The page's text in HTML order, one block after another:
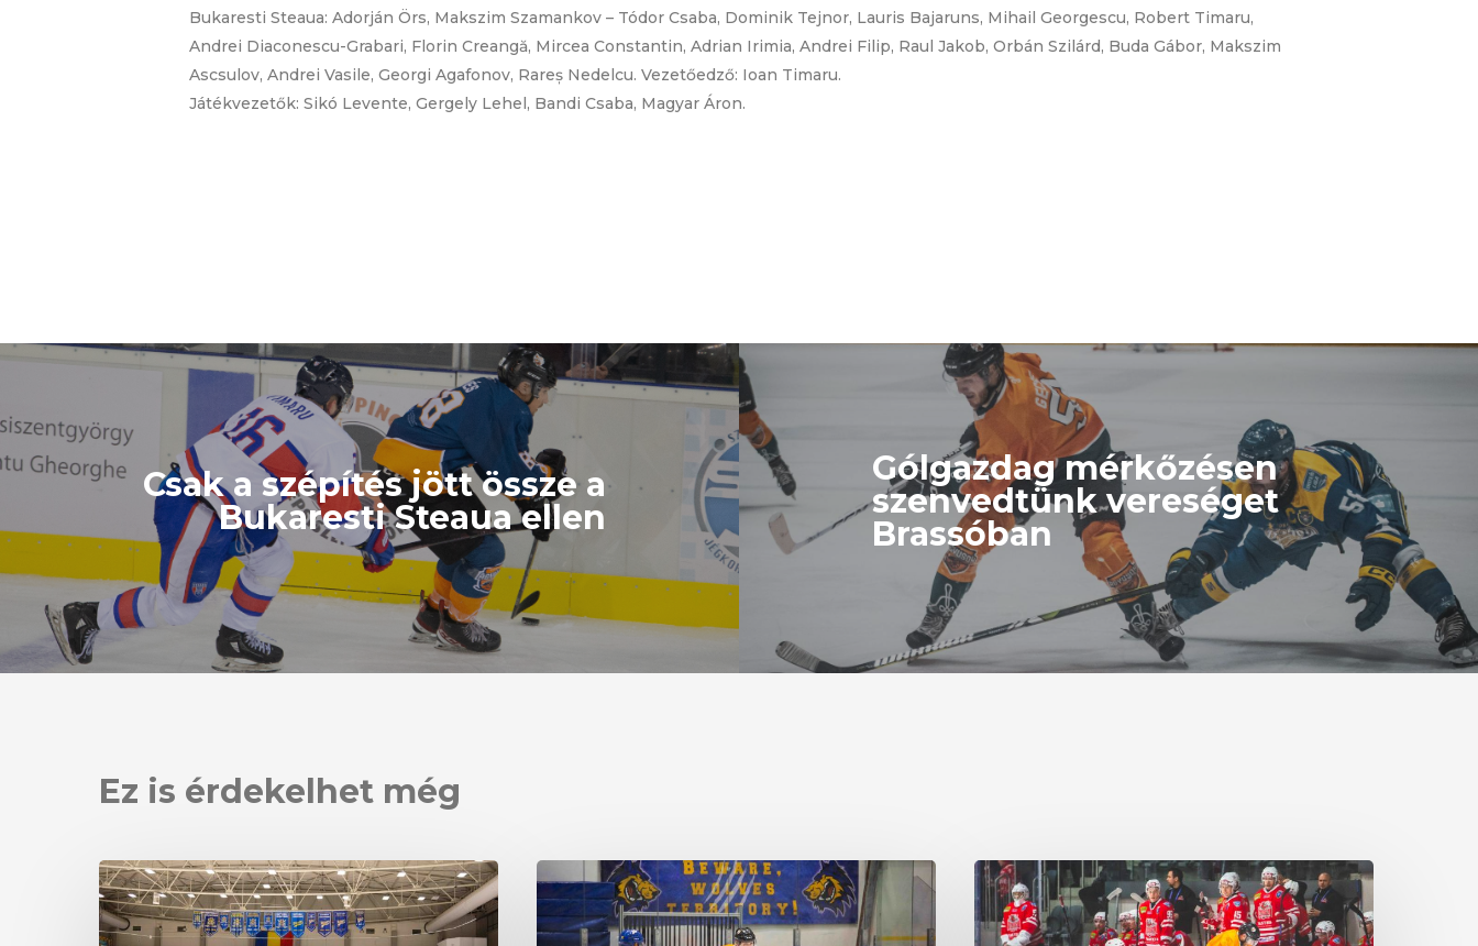
Bukaresti Steaua: Adorján Örs, Makszim Szamankov – Tódor Csaba, Dominik Tejnor, Lauris Bajaruns, Mihail Georgescu, Robert Timaru,
Andrei Diaconescu-Grabari, Florin Creangă, Mircea Constantin, Adrian Irimia, Andrei Filip, Raul Jakob, Orbán Szilárd, Buda Gábor, Makszim
Ascsulov, Andrei Vasile, Georgi Agafonov, Rareș Nedelcu. Vezetőedző: Ioan Timaru.
Játékvezetők: Sikó Levente, Gergely Lehel, Bandi Csaba, Magyar Áron.
Csak a szépítés jött össze a
Bukaresti Steaua ellen
Gólgazdag mérkőzésen
szenvedtünk vereséget
Brassóban
Ez is érdekelhet még